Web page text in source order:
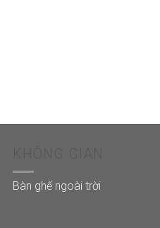
Bàn ghế ngoài trời